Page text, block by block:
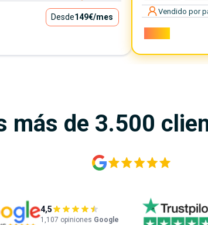
Desde149€/mes
Vendido por
más de 3.500
4,5
1,107 opiniones Google